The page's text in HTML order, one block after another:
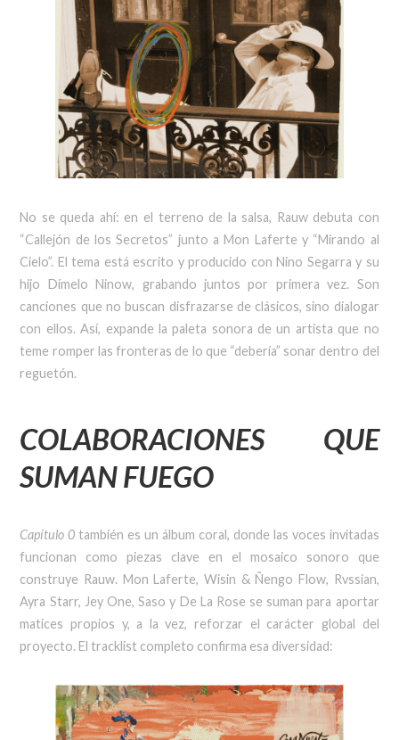
No se queda ahí: en el terreno de la salsa, Rauw debuta con
“Callejón de los Secretos” junto a Mon Laferte y “Mirando al
Cielo”. El tema está escrito y producido con Nino Segarra y su
hijo Dímelo Ninow, grabando juntos por primera vez. Son
canciones que no buscan disfrazarse de clásicos, sino dialogar
con ellos. Así, expande la paleta sonora de un artista que no
teme romper las fronteras de lo que “debería” sonar dentro del
reguetón.
COLABORACIONES QUE
SUMAN FUEGO
Capítulo 0 también es un álbum coral, donde las voces invitadas
funcionan como piezas clave en el mosaico sonoro que
construye Rauw. Mon Laferte, Wisin & Ñengo Flow, Rvssian,
Ayra Starr, Jey One, Saso y De La Rose se suman para aportar
matices propios y, a la vez, reforzar el carácter global del
proyecto. El tracklist completo confirma esa diversidad: